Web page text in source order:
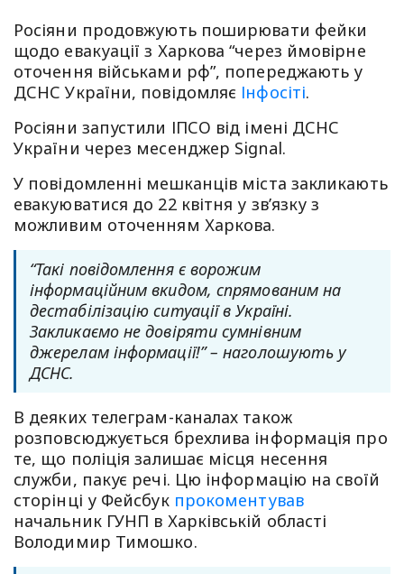
Росіяни продовжують поширювати фейки
щодо евакуації з Харкова “через ймовірне
оточення військами рф”, попереджають у
ДСНС України, повідомляє Інфосіті.
Росіяни запустили ІПСО від імені ДСНС
України через месенджер Signal.
У повідомленні мешканців міста закликають
евакуюватися до 22 квітня у зв’язку з
можливим оточенням Харкова.
“Такі повідомлення є ворожим
інформаційним вкидом, спрямованим на
дестабілізацію ситуації в Україні.
Закликаємо не довіряти сумнівним
джерелам інформації!” – наголошують у
ДСНС.
В деяких телеграм-каналах також
розповсюджується брехлива інформація про
те, що поліція залишає місця несення
служби, пакує речі. Цю інформацію на своїй
сторінці у Фейсбук прокоментував
начальник ГУНП в Харківській області
Володимир Тимошко.